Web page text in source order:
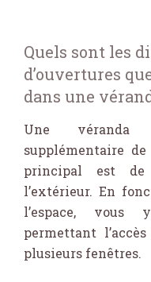
Quels sont les
d’ouvertures
dans une
Une véranda
supplémentaire
principal est de
l’extérieur. En
l’espace,
permettant
plusieurs fenêtres.